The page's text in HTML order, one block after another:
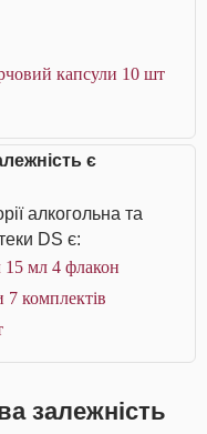
капсули 10 шт
є
алкогольна та
DS є:
15 мл 4 флакон
комплектів
залежність